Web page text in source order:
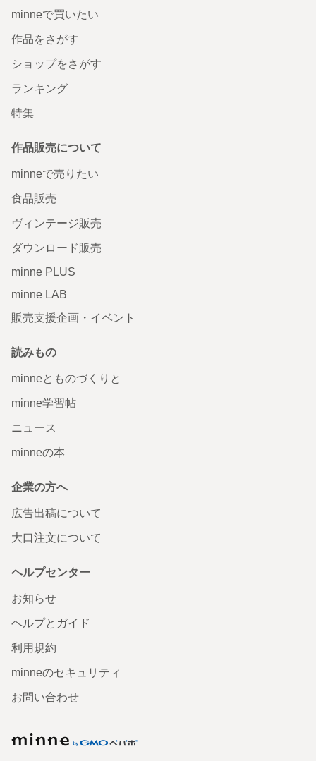
minneで買いたい
作品をさがす
ショップをさがす
ランキング
特集
作品販売について
minneで売りたい
食品販売
ヴィンテージ販売
ダウンロード販売
minne PLUS
minne LAB
販売支援企画・イベント
読みもの
minneとものづくりと
minne学習帖
ニュース
minneの本
企業の方へ
広告出稿について
大口注文について
ヘルプセンター
お知らせ
ヘルプとガイド
利用規約
minneのセキュリティ
お問い合わせ